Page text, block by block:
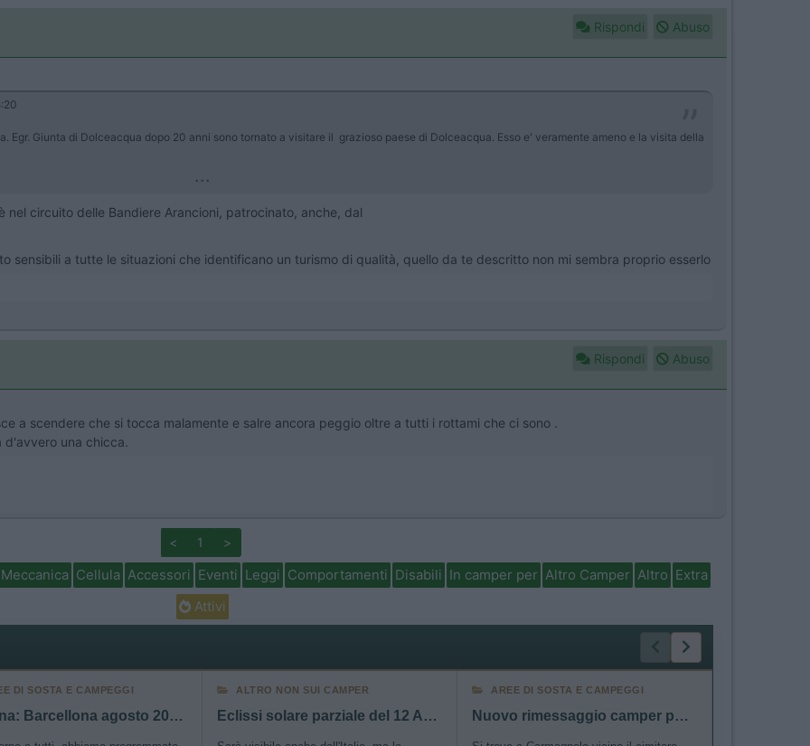
Rispondi Abuso
Egr. Giunta di Dolceacqua dopo 20 anni sono tornato a visitare il grazioso paese di Dolceacqua. Esso e' veramente ameno e la visita della
...
circuito delle Bandiere Arancioni, patrocinato, anche, dal
sensibili a tutte le situazioni che identificano un turismo di qualità, quello da te descritto non mi sembra proprio esserlo
Rispondi Abuso
a scendere che si tocca malamente e salre ancora peggio oltre a tutti i rottami che ci sono .
d'avvero una chicca.
< 1 >
Meccanica Cellula Accessori Eventi Leggi Comportamenti Disabili In camper per Altro Camper Altro Extra
Attivi
DI SOSTA E CAMPEGGI
Spagna: Barcellona agosto 2026 - sosta e consigli
ALTRO NON SUI CAMPER
Eclissi solare parziale del 12 Agosto 2026
AREE DI SOSTA E CAMPEGGI
Nuovo rimessaggio camper posti coperti e scoperti